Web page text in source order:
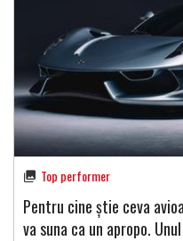
Top performer
Pentru cine știe ceva
va suna ca un apropo.